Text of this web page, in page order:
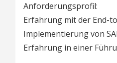
Anforderungsprofil:
Erfahrung mit der End-
Implementierung von
Erfahrung in einer